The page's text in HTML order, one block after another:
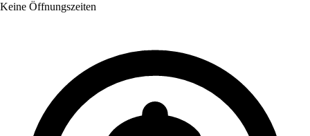
Keine Öffnungszeiten